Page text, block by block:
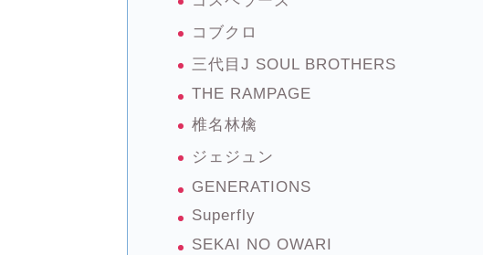
コブクロ
三代目J SOUL BROTHERS
THE RAMPAGE
椎名林檎
ジェジュン
GENERATIONS
Superfly
SEKAI NO OWARI